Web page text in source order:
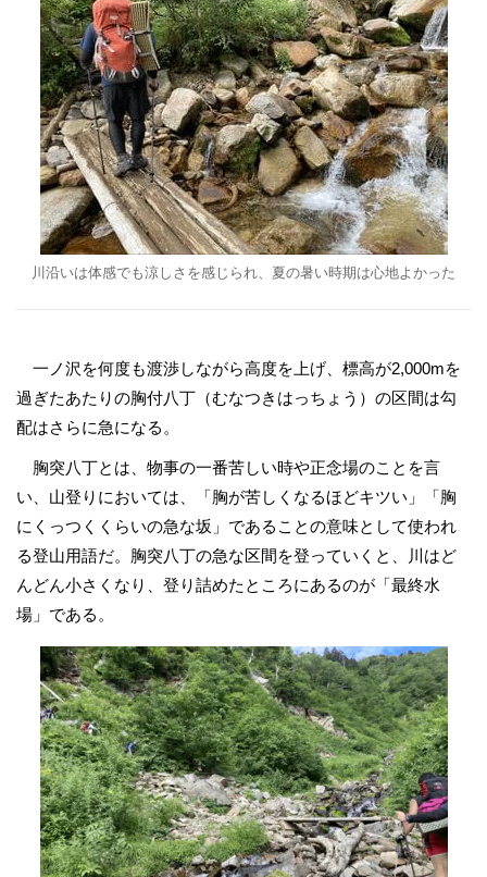
川沿いは体感でも涼しさを感じられ、夏の暑い時期は心地よかった
一ノ沢を何度も渡渉しながら高度を上げ、標高が2,000mを
過ぎたあたりの胸付八丁（むなつきはっちょう）の区間は勾
配はさらに急になる。
胸突八丁とは、物事の一番苦しい時や正念場のことを言
い、山登りにおいては、「胸が苦しくなるほどキツい」「胸
にくっつくくらいの急な坂」であることの意味として使われ
る登山用語だ。胸突八丁の急な区間を登っていくと、川はど
んどん小さくなり、登り詰めたところにあるのが「最終水
場」である。